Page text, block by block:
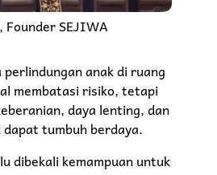
Founder SEJIWA
anak di ruang
membatasi risiko, tetapi
daya lenting, dan
tumbuh berdaya.
dibekali kemampuan untuk